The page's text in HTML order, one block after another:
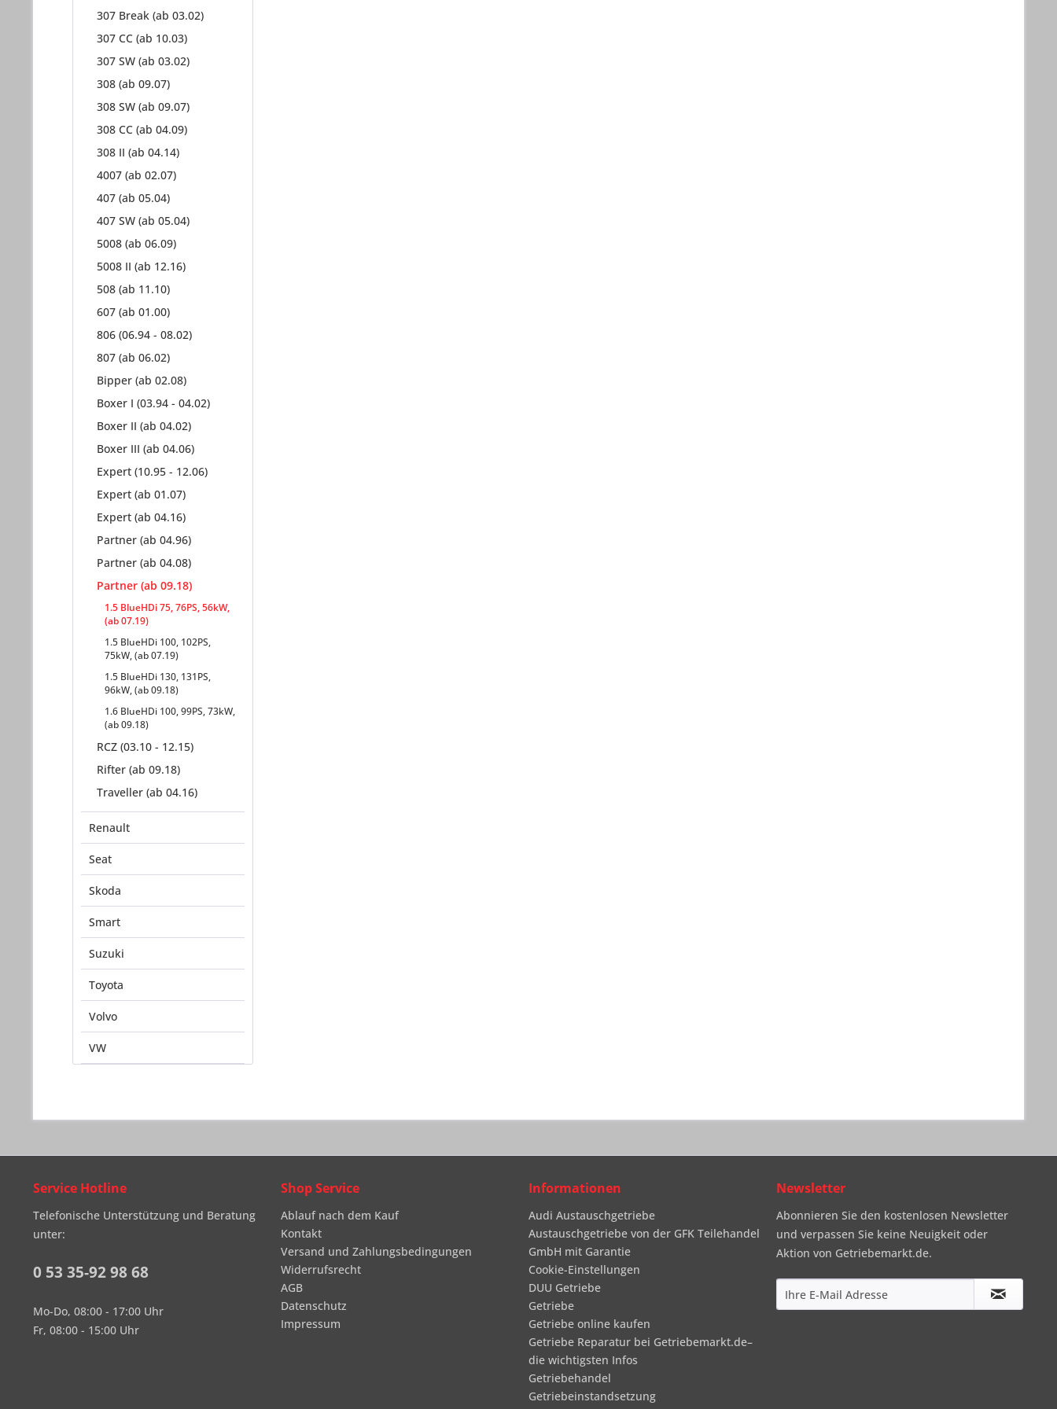
307 Break (ab 03.02)
307 CC (ab 10.03)
307 SW (ab 03.02)
308 (ab 09.07)
308 SW (ab 09.07)
308 CC (ab 04.09)
308 II (ab 04.14)
4007 (ab 02.07)
407 (ab 05.04)
407 SW (ab 05.04)
5008 (ab 06.09)
5008 II (ab 12.16)
508 (ab 11.10)
607 (ab 01.00)
806 (06.94 - 08.02)
807 (ab 06.02)
Bipper (ab 02.08)
Boxer I (03.94 - 04.02)
Boxer II (ab 04.02)
Boxer III (ab 04.06)
Expert (10.95 - 12.06)
Expert (ab 01.07)
Expert (ab 04.16)
Partner (ab 04.96)
Partner (ab 04.08)
Partner (ab 09.18)
1.5 BlueHDi 75, 76PS, 56kW,
(ab 07.19)
1.5 BlueHDi 100, 102PS,
75kW, (ab 07.19)
1.5 BlueHDi 130, 131PS,
96kW, (ab 09.18)
1.6 BlueHDi 100, 99PS, 73kW,
(ab 09.18)
RCZ (03.10 - 12.15)
Rifter (ab 09.18)
Traveller (ab 04.16)
Renault
Seat
Skoda
Smart
Suzuki
Toyota
Volvo
VW
Service Hotline
Telefonische Unterstützung und Beratung
unter:
0 53 35-92 98 68
Mo-Do, 08:00 - 17:00 Uhr
Fr, 08:00 - 15:00 Uhr
Shop Service
Ablauf nach dem Kauf
Kontakt
Versand und Zahlungsbedingungen
Widerrufsrecht
AGB
Datenschutz
Impressum
Informationen
Audi Austauschgetriebe
Austauschgetriebe von der GFK Teilehandel
GmbH mit Garantie
Cookie-Einstellungen
DUU Getriebe
Getriebe
Getriebe online kaufen
Getriebe Reparatur bei Getriebemarkt.de–
die wichtigsten Infos
Getriebehandel
Getriebeinstandsetzung
Newsletter
Abonnieren Sie den kostenlosen Newsletter
und verpassen Sie keine Neuigkeit oder
Aktion von Getriebemarkt.de.